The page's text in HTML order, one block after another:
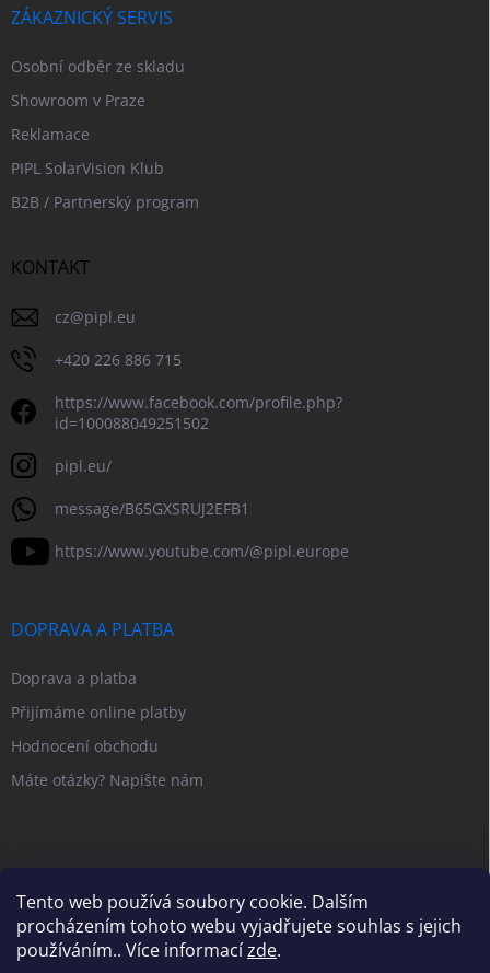
Tento web používá soubory cookie. Dalším
procházením tohoto webu vyjadřujete souhlas s jejich
používáním.. Více informacízde.
ZÁKAZNICKÝ SERVIS
Osobní odběr ze skladu
Showroom v Praze
Reklamace
PIPL SolarVision Klub
B2B / Partnerský program
KONTAKT
cz@pipl.eu
+420 226 886 715
https://www.facebook.com/profile.php?
id=100088049251502
pipl.eu/
message/B65GXSRUJ2EFB1
https://www.youtube.com/@pipl.europe
DOPRAVA A PLATBA
Doprava a platba
Přijímáme online platby
Hodnocení obchodu
Máte otázky? Napište nám